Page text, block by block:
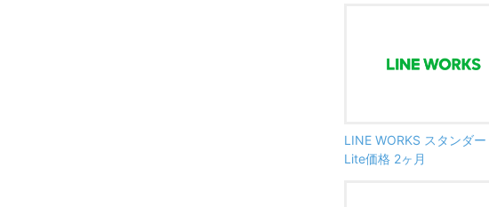
LINE WORKS スタンダー
Lite価格 2ヶ月